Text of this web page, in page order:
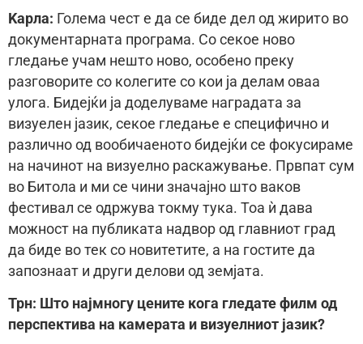
Kaрла: Голема чест е да се биде дел од жирито во
документарната програма. Со секое ново
гледање учам нешто ново, особено преку
разговорите со колегите со кои ја делам оваа
улога. Бидејќи ја доделуваме наградата за
визуелен јазик, секое гледање е специфично и
различно од вообичаеното бидејќи се фокусираме
на начинот на визуелно раскажување. Првпат сум
во Битола и ми се чини значајно што ваков
фестивал се одржува токму тука. Тоа ѝ дава
можност на публиката надвор од главниот град
да биде во тек со новитетите, а на гостите да
запознаат и други делови од земјата.
Трн: Што најмногу цените кога гледате филм од
перспектива на камерата и визуелниот јазик?